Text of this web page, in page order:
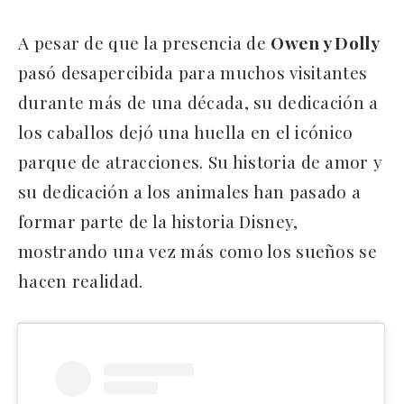
A pesar de que la presencia de Owen y Dolly
pasó desapercibida para muchos visitantes
durante más de una década, su dedicación a
los caballos dejó una huella en el icónico
parque de atracciones. Su historia de amor y
su dedicación a los animales han pasado a
formar parte de la historia Disney,
mostrando una vez más como los sueños se
hacen realidad.